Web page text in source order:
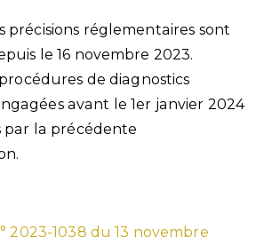
précisions réglementaires sont
le 16 novembre 2023.
de diagnostics
avant le 1er janvier 2024
par la précédente
2023-1038 du 13 novembre